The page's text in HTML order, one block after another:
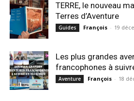
TERRE, le nouveau
Terres d’Aventure
Guides François - 19
Les plus grandes
francophones à
Aventure François - 18